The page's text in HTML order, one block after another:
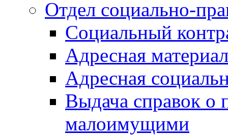
Отдел социально-
Социальный
Адресная
Адресная
Выдача справок о
малоимущими